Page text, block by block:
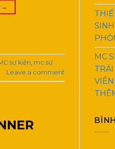
→
sự kiện mc sự
Leave a comment
MC